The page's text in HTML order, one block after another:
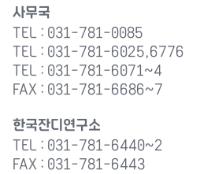
사무국
TEL : 031-781-0085
TEL : 031-781-6025,6776
TEL : 031-781-6071~4
FAX : 031-781-6686~7
한국잔디연구소
TEL : 031-781-6440~2
FAX : 031-781-6443